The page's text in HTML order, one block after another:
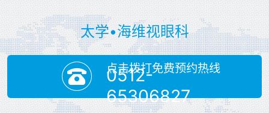
太学•海维视眼科
点击拨打免费预约热线
0512-
65306827